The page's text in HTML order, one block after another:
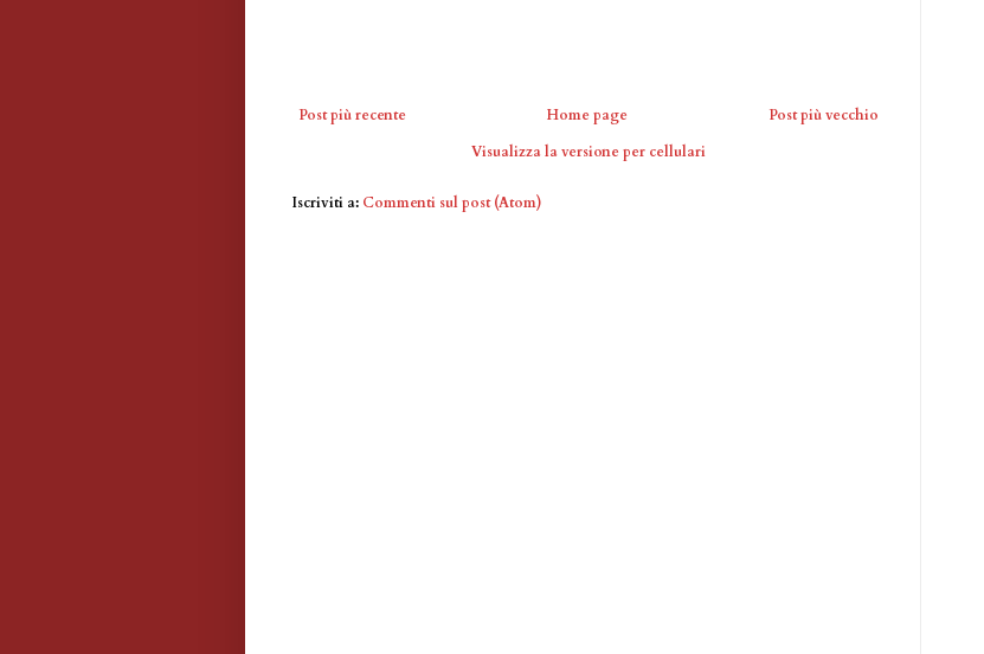
Post più recente Post più vecchio
Home page
Visualizza la versione per cellulari
Iscriviti a: Commenti sul post (Atom)